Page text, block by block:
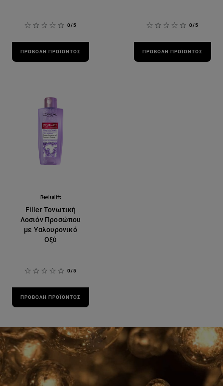
0/5
ΠΡΟΒΟΛΉ ΠΡΟΪΌΝΤΟΣ
0/5
ΠΡΟΒΟΛΉ ΠΡΟΪΌΝΤΟΣ
Revitalift
Filler Τονωτική
Λοσιόν Προσώπου
με Υαλουρονικό
Οξύ
0/5
ΠΡΟΒΟΛΉ ΠΡΟΪΌΝΤΟΣ